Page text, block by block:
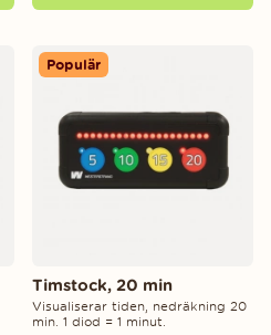
Populär
Timstock, 20 min
Visualiserar tiden, nedräkning 20
min. 1 diod = 1 minut.